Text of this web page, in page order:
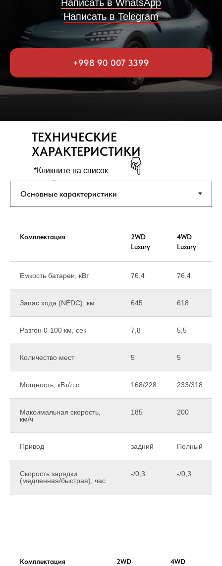
Написать в WhatsApp
Написать в Telegram
+998 90 007 3399
ТЕХНИЧЕСКИЕ
ХАРАКТЕРИСТИКИ
*Кликните на список
ниже*
Комплектация
2WD
Luxury
4WD
Luxury
Емкость батареи, кВт 76,4 76,4
Запас хода (NEDC), км 645 618
Разгон 0-100 км, сек 7,8 5,5
Количество мест 5 5
Мощность, кВт/л.с 168/228 233/318
Максимальная скорость,
км/ч
185 200
Привод задний Полный
Скорость зарядки
(медленная/быстрая), час
-/0,3 -/0,3
Комплектация
2WD
4WD